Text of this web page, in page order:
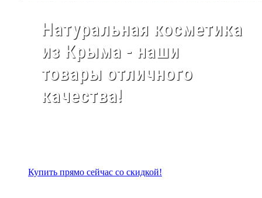
Натуральная косметика
из Крыма - наши
товары отличного
качества!
Купить прямо сейчас со скидкой!